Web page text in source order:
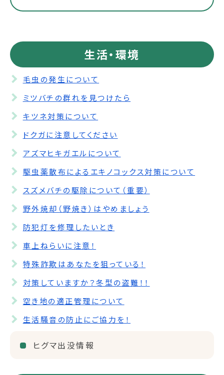
生活・環境
毛虫の発生について
ミツバチの群れを見つけたら
キツネ対策について
ドクガに注意してください
アズマヒキガエルについて
駆虫薬散布によるエキノコックス対策について
スズメバチの駆除について（重要）
野外焼却（野焼き）はやめましょう
防犯灯を修理したいとき
車上ねらいに注意！
特殊詐欺はあなたを狙っている！
対策していますか？冬型の盗難！！
空き地の適正管理について
生活騒音の防止にご協力を！
ヒグマ出没情報